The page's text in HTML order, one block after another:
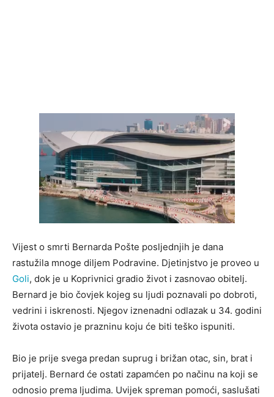
Vijest o smrti Bernarda Pošte posljednjih je dana
rastužila mnoge diljem Podravine. Djetinjstvo je proveo u
Goli, dok je u Koprivnici gradio život i zasnovao obitelj.
Bernard je bio čovjek kojeg su ljudi poznavali po dobroti,
vedrini i iskrenosti. Njegov iznenadni odlazak u 34. godini
života ostavio je prazninu koju će biti teško ispuniti.
Bio je prije svega predan suprug i brižan otac, sin, brat i
prijatelj. Bernard će ostati zapamćen po načinu na koji se
odnosio prema ljudima. Uvijek spreman pomoći, saslušati